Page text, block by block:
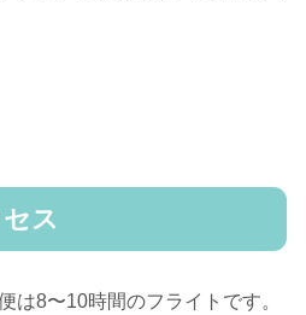
ス
は8〜10時間のフライトです。